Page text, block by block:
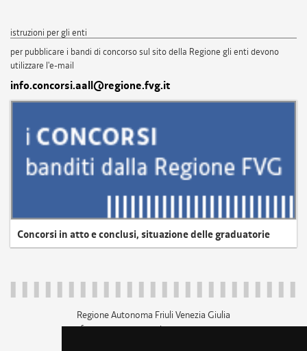
istruzioni per gli enti
per pubblicare i bandi di concorso sul sito della Regione gli enti devono
utilizzare l'e-mail
info.concorsi.aall@regione.fvg.it
Concorsi in atto e conclusi, situazione delle graduatorie
Regione Autonoma Friuli Venezia Giulia
c.f. 80014930327; p.iva 00526040324